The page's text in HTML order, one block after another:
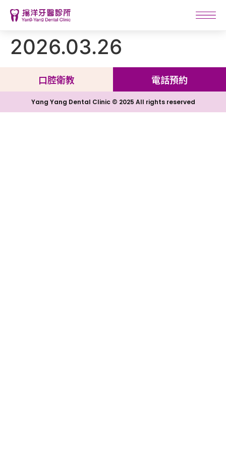
2026.03.26
口腔衛教 電話預約
Yang Yang Dental Clinic © 2025 All rights reserved